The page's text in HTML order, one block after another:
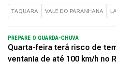
TAQUARA VALE DO PARANHANA
PREPARE O GUARDA-CHUVA
Quarta-feira terá risco de
ventania de até 100 km/h no